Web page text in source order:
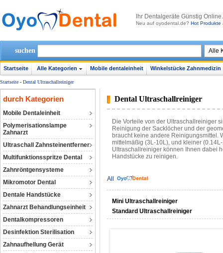
lhr Dentalgeräte Günstig
Neu auf oyodental.de? Hot Produkte
suchen
Startseite Alle Kategorien Mobile dentaleinheit Winkelstücke Zahnmedizin
Startseite - Dental Ultraschallreiniger
durch Kategorien
Mobile Dentaleinheit
Polymerisationslampe
Zahnarzt
Ultraschall Zahnsteinentferner
Multifunktionsspritze Dental
Zahnröntgensysteme
Mikromotor Dental
Dentale Handstücke
Zahnarzt Behandlungseinheit
Dentalkompressoren‎
Desinfektion Sterilisation
Zahnaufhellung Gerät
Dental Ultraschallreiniger
Die Vorteile von der Ultraschallreiniger
Reinigung der Sacklöcher und der
braucht keine andere Reinigungsmittel.
mittelmäßig (3L-10L), und kleiner
Ultraschallreiniger können Ihnen dabei
Handstücke zu reinigen.
All
Mini Ultraschallreiniger
Standard Ultraschallreiniger